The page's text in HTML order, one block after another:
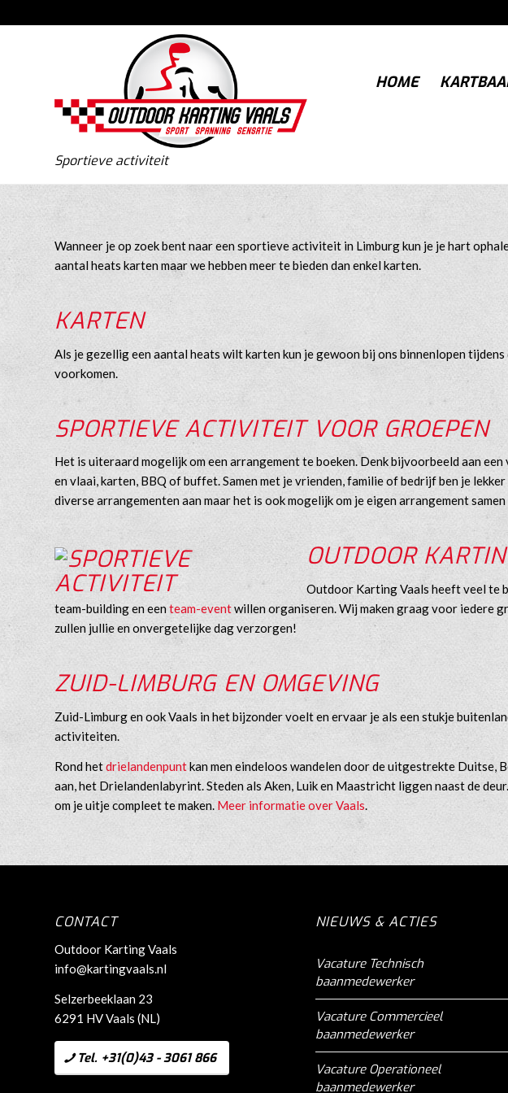
HOME
Sportieve activiteit
Wanneer je op zoek bent naar een sportieve activiteit in Limburg kun je je hart
aantal heats karten maar we hebben meer te bieden dan enkel karten.
KARTEN
Als je gezellig een aantal heats wilt karten kun je gewoon bij ons binnenlopen
voorkomen.
SPORTIEVE ACTIVITEIT VOOR GROEPEN
Het is uiteraard mogelijk om een arrangement te boeken. Denk bijvoorbeeld aan
en vlaai, karten, BBQ of buffet. Samen met je vrienden, familie of bedrijf ben je
diverse arrangementen aan maar het is ook mogelijk om je eigen arrangement
OUTDOOR
Outdoor Karting Vaals heeft veel te
team-building en eenteam-eventwillen organiseren. Wij maken graag voor iedere
zullen jullie en onvergetelijke dag verzorgen!
ZUID-LIMBURG EN OMGEVING
Zuid-Limburg en ook Vaals in het bijzonder voelt en ervaar je als een stukje
activiteiten.
Rond hetdrielandenpuntkan men eindeloos wandelen door de uitgestrekte Duitse,
aan, het Drielandenlabyrint. Steden als Aken, Luik en Maastricht liggen naast de
om je uitje compleet te maken. Meer informatie over Vaals
CONTACT
Outdoor Karting Vaals
info@kartingvaals.nl
Selzerbeeklaan 23
6291 HV Vaals (NL)
Tel. +31(0)43 - 3061 866
NIEUWS & ACTIES
Vacature Technisch
baanmedewerker
Vacature Commercieel
baanmedewerker
Vacature Operationeel
baanmedewerker